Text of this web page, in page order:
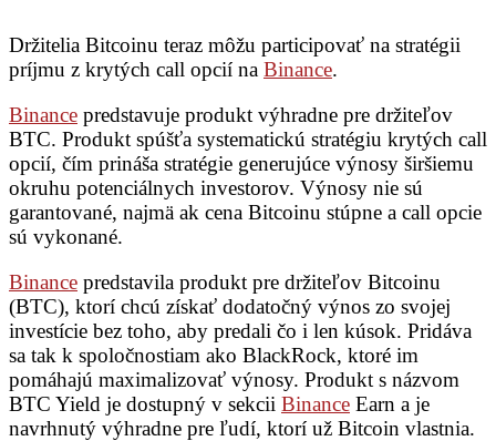
Držitelia Bitcoinu teraz môžu participovať na stratégii
príjmu z krytých call opcií na Binance.
Binance predstavuje produkt výhradne pre držiteľov
BTC. Produkt spúšťa systematickú stratégiu krytých call
opcií, čím prináša stratégie generujúce výnosy širšiemu
okruhu potenciálnych investorov. Výnosy nie sú
garantované, najmä ak cena Bitcoinu stúpne a call opcie
sú vykonané.
Binance predstavila produkt pre držiteľov Bitcoinu
(BTC), ktorí chcú získať dodatočný výnos zo svojej
investície bez toho, aby predali čo i len kúsok. Pridáva
sa tak k spoločnostiam ako BlackRock, ktoré im
pomáhajú maximalizovať výnosy. Produkt s názvom
BTC Yield je dostupný v sekcii Binance Earn a je
navrhnutý výhradne pre ľudí, ktorí už Bitcoin vlastnia.